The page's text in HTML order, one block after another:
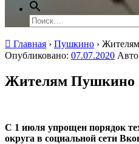
Найти:
Главная › Пушкино ›
Опубликовано: 07.07.2020
Жителям Пушкино
С 1 июля упрощен порядок
округа в социальной сети